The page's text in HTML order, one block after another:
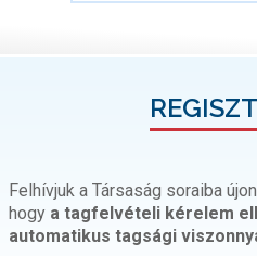
Felhívjuk a Társaság soraiba
hogy a tagfelvételi kérelem
automatikus tagsági